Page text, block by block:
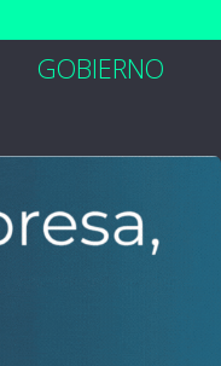
GOBIERNO